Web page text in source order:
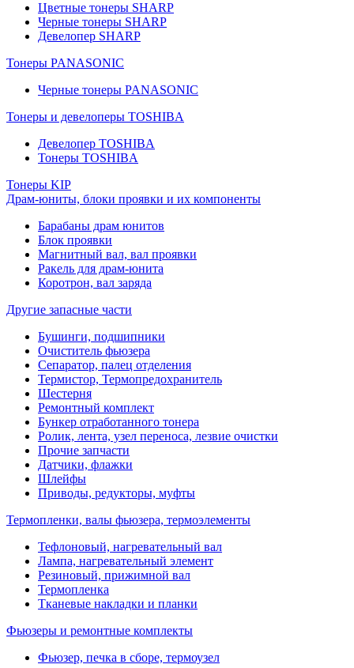
Цветные тонеры SHARP
Черные тонеры SHARP
Девелопер SHARP
Тонеры PANASONIC
Черные тонеры PANASONIC
Тонеры и девелоперы TOSHIBA
Девелопер TOSHIBA
Тонеры TOSHIBA
Тонеры KIP
Драм-юниты, блоки проявки и их компоненты
Барабаны драм юнитов
Блок проявки
Магнитный вал, вал проявки
Ракель для драм-юнита
Коротрон, вал заряда
Другие запасные части
Бушинги, подшипники
Очиститель фьюзера
Сепаратор, палец отделения
Термистор, Термопредохранитель
Шестерня
Ремонтный комплект
Бункер отработанного тонера
Ролик, лента, узел переноса, лезвие очистки
Прочие запчасти
Датчики, флажки
Шлейфы
Приводы, редукторы, муфты
Термопленки, валы фьюзера, термоэлементы
Тефлоновый, нагревательный вал
Лампа, нагревательный элемент
Резиновый, прижимной вал
Термопленка
Тканевые накладки и планки
Фьюзеры и ремонтные комплекты
Фьюзер, печка в сборе, термоузел